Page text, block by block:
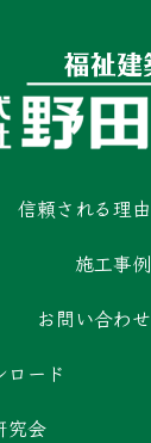
信頼される理由
施工事例
お問い合わせ
ロード
究会